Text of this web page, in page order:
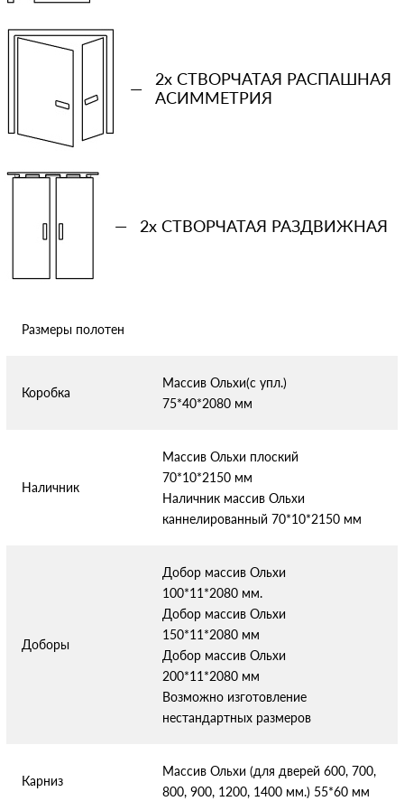
—
2x СТВОРЧАТАЯ РАСПАШНАЯ
АСИММЕТРИЯ
— 2x СТВОРЧАТАЯ РАЗДВИЖНАЯ
Размеры полотен
Коробка
Массив Ольхи(с упл.)
75*40*2080 мм
Наличник
Массив Ольхи плоский
70*10*2150 мм
Наличник массив Ольхи
каннелированный 70*10*2150 мм
Доборы
Добор массив Ольхи
100*11*2080 мм.
Добор массив Ольхи
150*11*2080 мм
Добор массив Ольхи
200*11*2080 мм
Возможно изготовление
нестандартных размеров
Карниз
Массив Ольхи (для дверей 600, 700,
800, 900, 1200, 1400 мм.) 55*60 мм
Ваша примерная смета на двери
Сообщение